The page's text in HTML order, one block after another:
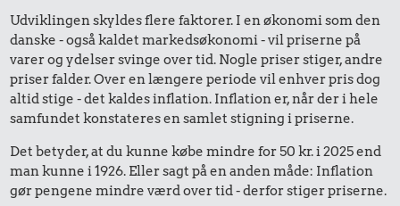
Udviklingen skyldes flere faktorer. I en økonomi som den
danske - også kaldet markedsøkonomi - vil priserne på
varer og ydelser svinge over tid. Nogle priser stiger, andre
priser falder. Over en længere periode vil enhver pris dog
altid stige - det kaldes inflation. Inflation er, når der i hele
samfundet konstateres en samlet stigning i priserne.
Det betyder, at du kunne købe mindre for 50 kr. i 2025 end
man kunne i 1926. Eller sagt på en anden måde: Inflation
gør pengene mindre værd over tid - derfor stiger priserne.